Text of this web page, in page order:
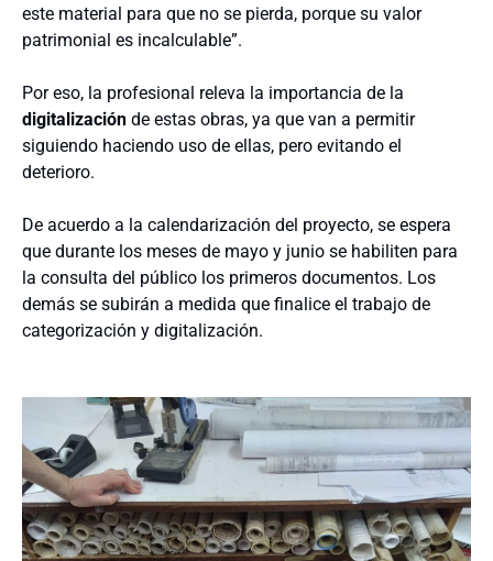
este material para que no se pierda, porque su valor
patrimonial es incalculable”.
Por eso, la profesional releva la importancia de la
digitalización de estas obras, ya que van a permitir
siguiendo haciendo uso de ellas, pero evitando el
deterioro.
De acuerdo a la calendarización del proyecto, se espera
que durante los meses de mayo y junio se habiliten para
la consulta del público los primeros documentos. Los
demás se subirán a medida que finalice el trabajo de
categorización y digitalización.